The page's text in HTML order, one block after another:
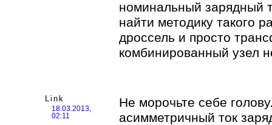
номинальный зарядный
найти методику такого
дроссель и просто
комбинированный узел
Link
18.03.2013,
02:11
Не морочьте себе
асимметричный ток